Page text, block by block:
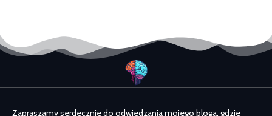
Zapraszamy serdecznie do odwiedzania mojego bloga, gdzie